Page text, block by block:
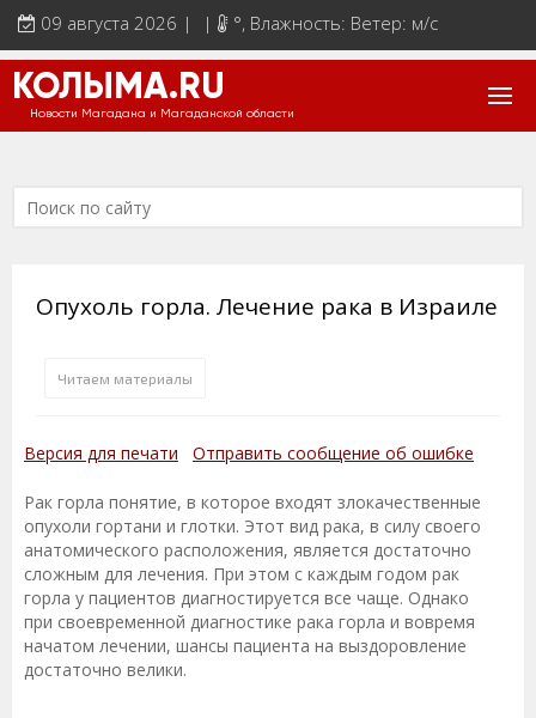
09 августа 2026 | | °, Влажность: Ветер: м/с
КОЛЫМА.RU
Новости Магадана и Магаданской области
Опухоль горла. Лечение рака в Израиле
Читаем материалы
Версия для печати Отправить сообщение об ошибке
Рак горла понятие, в которое входят злокачественные
опухоли гортани и глотки. Этот вид рака, в силу своего
анатомического расположения, является достаточно
сложным для лечения. При этом с каждым годом рак
горла у пациентов диагностируется все чаще. Однако
при своевременной диагностике рака горла и вовремя
начатом лечении, шансы пациента на выздоровление
достаточно велики.